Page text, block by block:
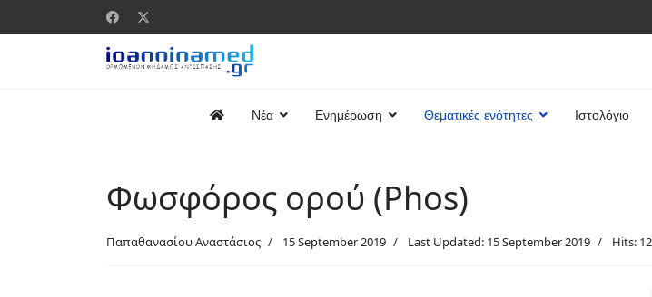
Νέα Ενημέρωση Θεματικές ενότητες Ιστολόγιο
Φωσφόρος ορού (Phos)
Παπαθανασίου Αναστάσιος 15 September 2019 Last Updated: 15 September 2019 Hits: